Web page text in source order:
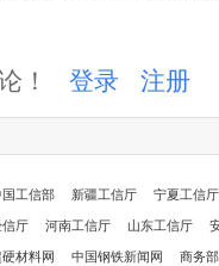
！ 登录 注册
国工信部 新疆工信厅 宁夏工信厅
信厅 河南工信厅 山东工信厅
材料网 中国钢铁新闻网 商务